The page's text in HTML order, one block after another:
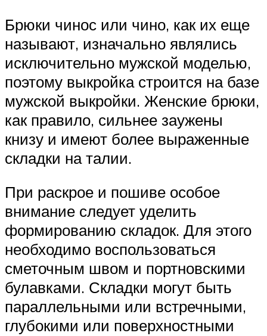
Брюки чинос или чино, как их еще
называют, изначально являлись
исключительно мужской моделью,
поэтому выкройка строится на базе
мужской выкройки. Женские брюки,
как правило, сильнее заужены
книзу и имеют более выраженные
складки на талии.
При раскрое и пошиве особое
внимание следует уделить
формированию складок. Для этого
необходимо воспользоваться
сметочным швом и портновскими
булавками. Складки могут быть
параллельными или встречными,
глубокими или поверхностными